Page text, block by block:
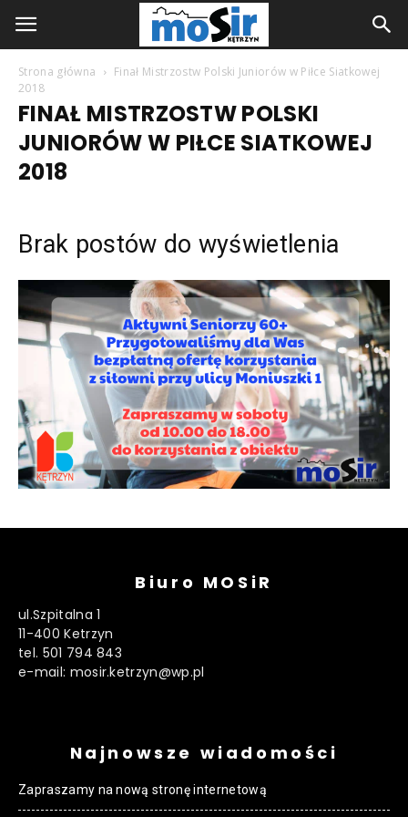
Strona główna
Finał Mistrzostw Polski Juniorów w Piłce Siatkowej
2018
FINAŁ MISTRZOSTW POLSKI
JUNIORÓW W PIŁCE SIATKOWEJ
2018
Brak postów do wyświetlenia
Biuro MOSiR
ul.Szpitalna 1
11-400 Ketrzyn
tel. 501 794 843
e-mail: mosir.ketrzyn@wp.pl
Najnowsze wiadomości
Zapraszamy na nową stronę internetową